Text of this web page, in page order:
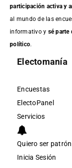
participación activa y
al mundo de las
informativo y sé parte
político.
Electomanía
Encuestas
ElectoPanel
Servicios
Quiero ser patrón
Inicia Sesión